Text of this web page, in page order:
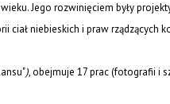
Jego rozwinięciem były
ciał niebieskich i praw rządzących
), obejmuje 17 prac (fotografii i